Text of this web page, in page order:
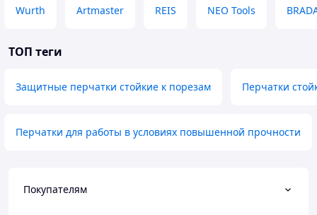
Wurth Artmaster REIS NEO Tools
ТОП теги
Защитные перчатки стойкие к порезам Перчатки
Перчатки для работы в условиях повышенной прочности
Покупателям